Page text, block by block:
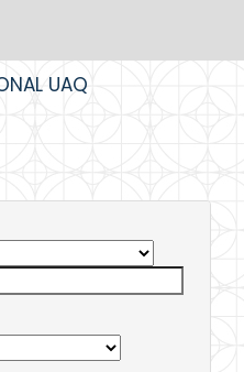
UAQ